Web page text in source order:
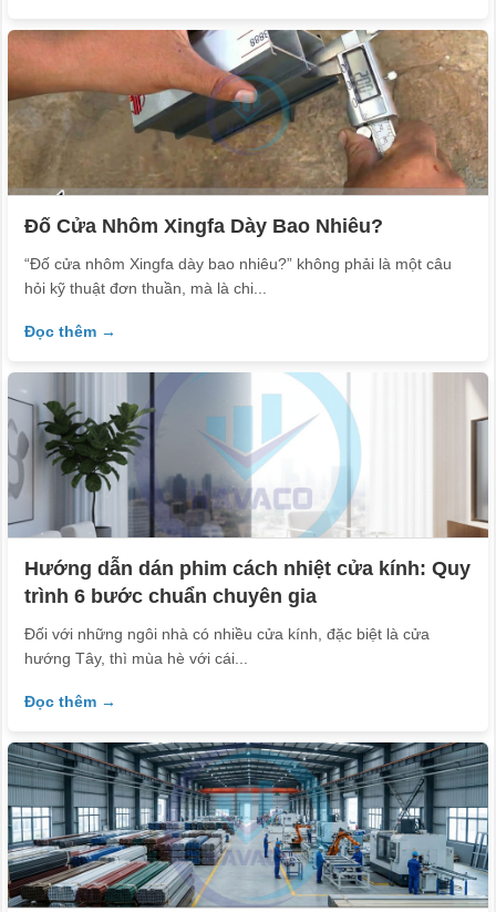
Đố Cửa Nhôm Xingfa Dày Bao Nhiêu?
“Đố cửa nhôm Xingfa dày bao nhiêu?” không phải là một câu
hỏi kỹ thuật đơn thuần, mà là chi...
Đọc thêm →
Hướng dẫn dán phim cách nhiệt cửa kính: Quy
trình 6 bước chuẩn chuyên gia
Đối với những ngôi nhà có nhiều cửa kính, đặc biệt là cửa
hướng Tây, thì mùa hè với cái...
Đọc thêm →